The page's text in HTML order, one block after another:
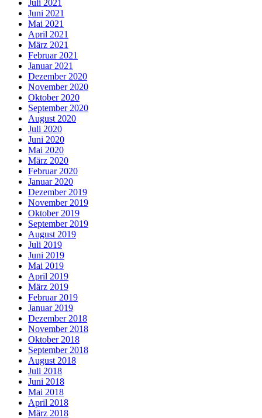
Juli 2021
Juni 2021
Mai 2021
April 2021
März 2021
Februar 2021
Januar 2021
Dezember 2020
November 2020
Oktober 2020
September 2020
August 2020
Juli 2020
Juni 2020
Mai 2020
März 2020
Februar 2020
Januar 2020
Dezember 2019
November 2019
Oktober 2019
September 2019
August 2019
Juli 2019
Juni 2019
Mai 2019
April 2019
März 2019
Februar 2019
Januar 2019
Dezember 2018
November 2018
Oktober 2018
September 2018
August 2018
Juli 2018
Juni 2018
Mai 2018
April 2018
März 2018